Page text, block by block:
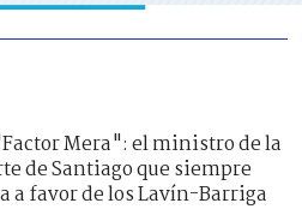
Mera": el ministro de la
de Santiago que siempre
a favor de los Lavín-Barriga